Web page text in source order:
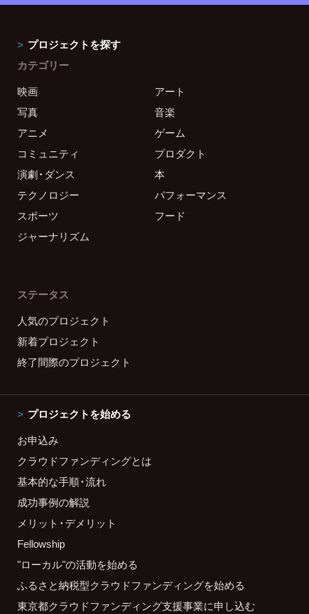
プロジェクトを探す
カテゴリー
映画
アート
写真
音楽
アニメ
ゲーム
コミュニティ
プロダクト
演劇・ダンス
本
テクノロジー
パフォーマンス
スポーツ
フード
ジャーナリズム
ステータス
人気のプロジェクト
新着プロジェクト
終了間際のプロジェクト
プロジェクトを始める
お申込み
クラウドファンディングとは
基本的な手順・流れ
成功事例の解説
メリット・デメリット
Fellowship
"ローカル"の活動を始める
ふるさと納税型クラウドファンディングを始める
東京都クラウドファンディング支援事業に申し込む